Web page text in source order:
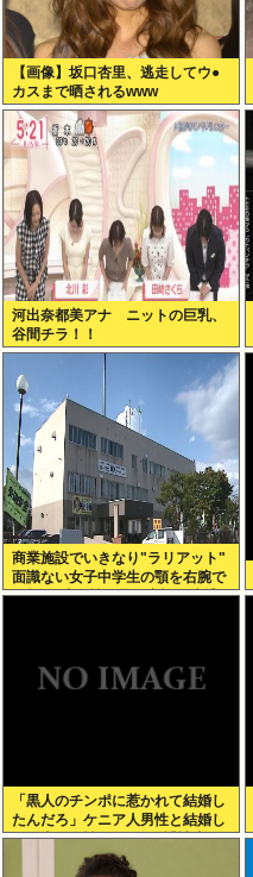
【画像】坂口杏里、逃走してウ●
カスまで晒されるwww
河出奈都美アナ ニットの巨乳、
谷間チラ！！
商業施設でいきなり"ラリアット"
面識ない女子中学生の顎を右腕で
殴打 22歳女性を暴行容疑で逮捕
「黒人のチンポに惹かれて結婚し
たんだろ」ケニア人男性と結婚し
た日本人女性（31）に”誹謗中